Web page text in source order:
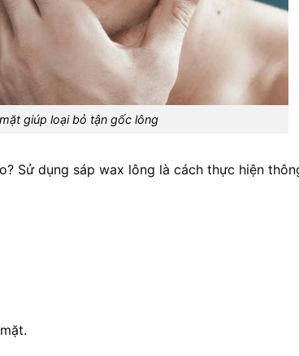
giúp loại bỏ tận gốc lông
Sử dụng sáp wax lông là cách thực hiện